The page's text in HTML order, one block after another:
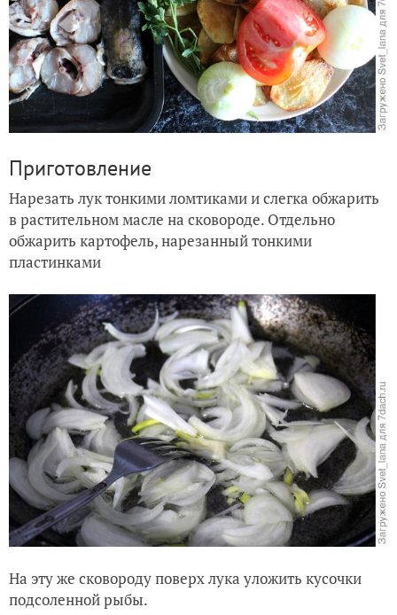
Приготовление
Нарезать лук тонкими ломтиками и слегка обжарить
в растительном масле на сковороде. Отдельно
обжарить картофель, нарезанный тонкими
пластинками
На эту же сковороду поверх лука уложить кусочки
подсоленной рыбы.